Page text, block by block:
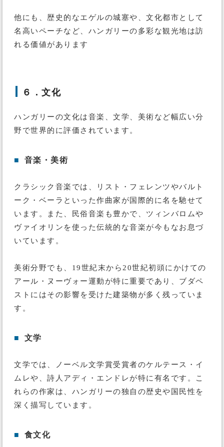
他にも、歴史的なエゲルの城塞や、文化都市として
名高いペーチなど、ハンガリーの多彩な観光地は訪
れる価値があります
６．文化
ハンガリーの文化は音楽、文学、美術など幅広い分
野で世界的に評価されています。
■ 音楽・美術
クラシック音楽では、リスト・フェレンツやバルト
ーク・ベーラといった作曲家が国際的に名を馳せて
います。また、民俗音楽も豊かで、ツィンバロムや
ヴァイオリンを使った伝統的な音楽が今もなお息づ
いています。
美術分野でも、19世紀末から20世紀初頭にかけての
アール・ヌーヴォー運動が特に重要であり、ブダペ
ストにはその影響を受けた建築物が多く残っていま
す。
■ 文学
文学では、ノーベル文学賞受賞者のケルテース・イ
ムレや、詩人アディ・エンドレが特に有名です。こ
れらの作家は、ハンガリーの独自の歴史や国民性を
深く描写しています。
■ 食文化